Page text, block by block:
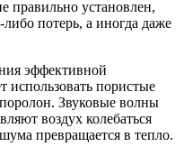
правильно установлен,
потерь, а иногда даже
эффективной
использовать пористые
Звуковые волны
воздух колебаться
превращается в тепло.